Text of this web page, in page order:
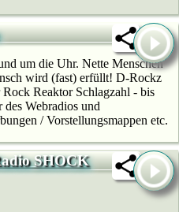
um die Uhr. Nette Menschen
wird (fast) erfüllt! D-Rockz
Reaktor Schlagzahl - bis
Webradios und
/ Vorstellungsmappen etc.
SHOCK